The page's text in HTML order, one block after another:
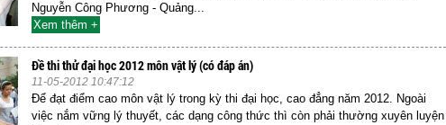
Nguyễn Công Phương - Quảng...
Xem thêm +
Đề thi thử đại học 2012 môn vật lý (có đáp án)
11-05-2012 10:47:12
Để đạt điểm cao môn vật lý trong kỳ thi đại học, cao đẳng năm 2012. Ngoài
việc nắm vững lý thuyết, các dạng công thức thì còn phải thường xuyên luyện